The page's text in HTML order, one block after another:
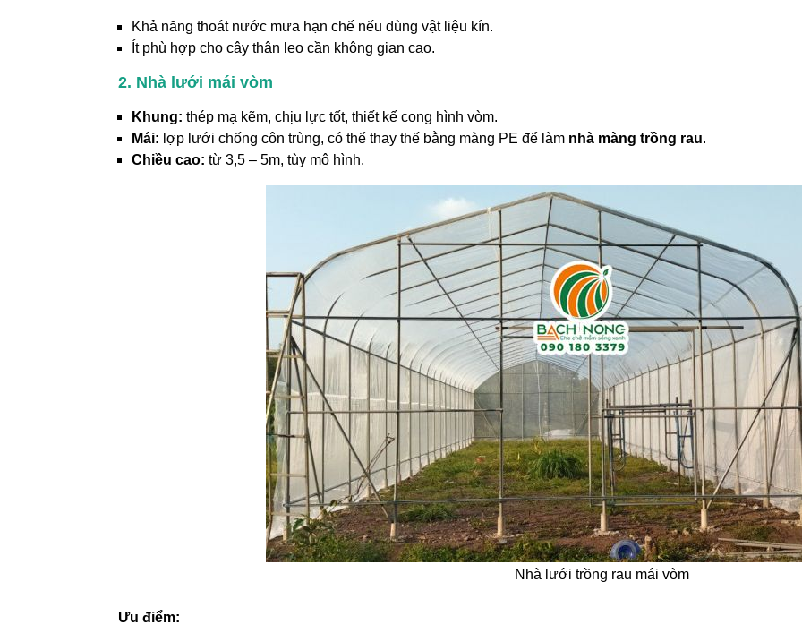
Khả năng thoát nước mưa hạn chế nếu dùng vật liệu kín.
Ít phù hợp cho cây thân leo cần không gian cao.
2. Nhà lưới mái vòm
Khung: thép mạ kẽm, chịu lực tốt, thiết kế cong hình vòm.
Mái: lợp lưới chống côn trùng, có thể thay thế bằng màng PE để làm nhà màng trồng rau.
Chiều cao: từ 3,5 – 5m, tùy mô hình.
Nhà lưới trồng rau mái vòm
Ưu điểm: